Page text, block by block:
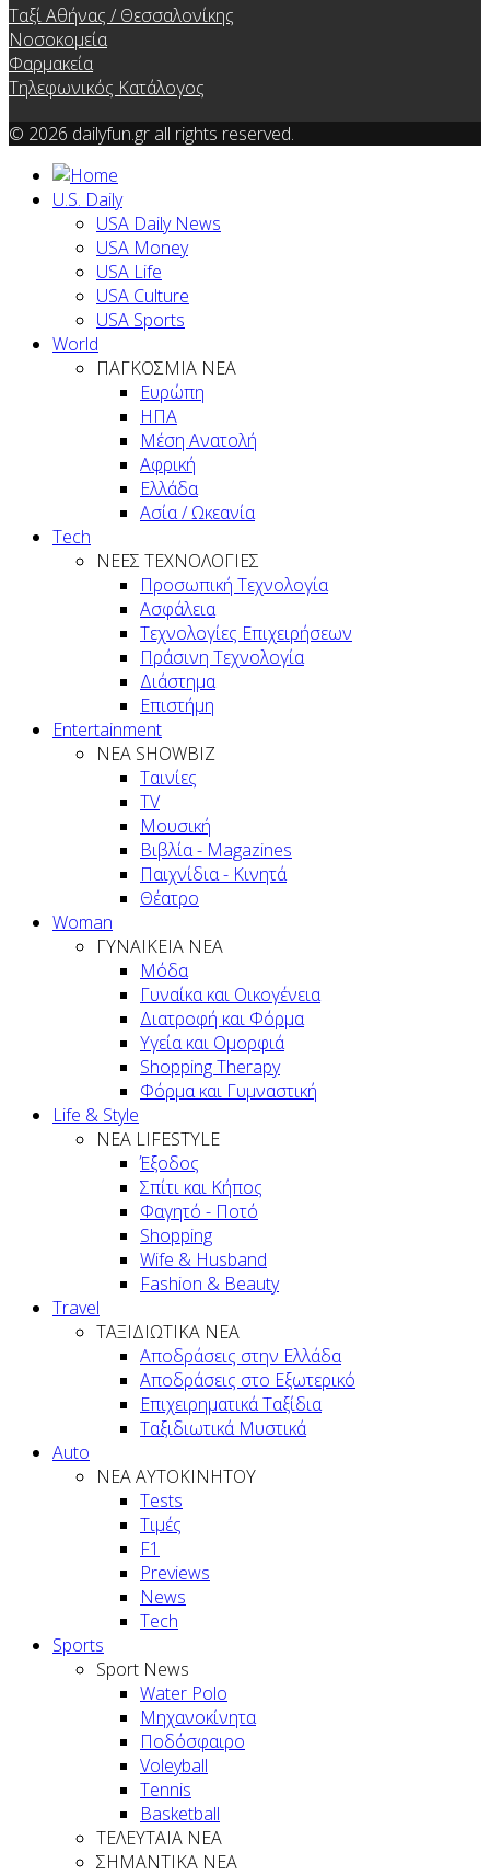
Ταξί Αθήνας / Θεσσαλονίκης
Νοσοκομεία
Φαρμακεία
Τηλεφωνικός Κατάλογος
© 2026 dailyfun.gr all rights reserved.
U.S. Daily
USA Daily News
USA Money
USA Life
USA Culture
USA Sports
World
ΠΑΓΚΟΣΜΙΑ ΝΕΑ
Ευρώπη
ΗΠΑ
Μέση Ανατολή
Αφρική
Ελλάδα
Ασία / Ωκεανία
Tech
ΝΕΕΣ ΤΕΧΝΟΛΟΓΙΕΣ
Προσωπική Τεχνολογία
Ασφάλεια
Τεχνολογίες Επιχειρήσεων
Πράσινη Τεχνολογία
Διάστημα
Επιστήμη
Entertainment
ΝΕΑ SHOWBIZ
Ταινίες
TV
Μουσική
Βιβλία - Magazines
Παιχνίδια - Κινητά
Θέατρο
Woman
ΓΥΝΑΙΚΕΙΑ ΝΕΑ
Μόδα
Γυναίκα και Οικογένεια
Διατροφή και Φόρμα
Υγεία και Ομορφιά
Shopping Therapy
Φόρμα και Γυμναστική
Life & Style
ΝΕΑ LIFESTYLE
Έξοδος
Σπίτι και Κήπος
Φαγητό - Ποτό
Shopping
Wife & Husband
Fashion & Beauty
Travel
ΤΑΞΙΔΙΩΤΙΚΑ ΝΕΑ
Αποδράσεις στην Ελλάδα
Αποδράσεις στο Εξωτερικό
Επιχειρηματικά Ταξίδια
Ταξιδιωτικά Μυστικά
Auto
NEA AYTOKINHTOY
Tests
Τιμές
F1
Previews
News
Tech
Sports
Sport News
Water Polo
Μηχανοκίνητα
Ποδόσφαιρο
Voleyball
Tennis
Basketball
ΤΕΛΕΥΤΑΙΑ ΝΕΑ
ΣΗΜΑΝΤΙΚΑ ΝΕΑ